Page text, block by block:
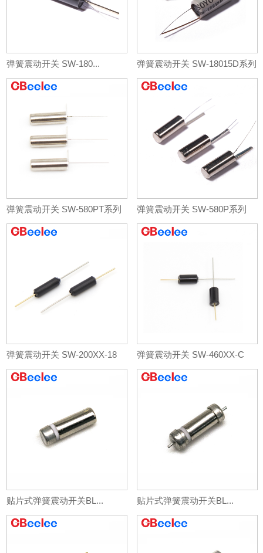
弹簧震动开关 SW-180... 弹簧震动开关 SW-18015D系列
弹簧震动开关 SW-580PT系列 弹簧震动开关 SW-580P系列
弹簧震动开关 SW-200XX-18 弹簧震动开关 SW-460XX-C
贴片式弹簧震动开关BL... 贴片式弹簧震动开关BL...